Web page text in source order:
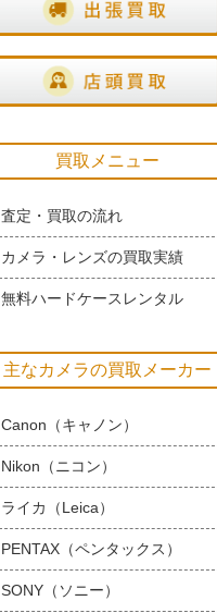
買取メニュー
査定・買取の流れ
カメラ・レンズの買取実績
無料ハードケースレンタル
主なカメラの買取メーカー
Canon（キャノン）
Nikon（ニコン）
ライカ（Leica）
PENTAX（ペンタックス）
SONY（ソニー）